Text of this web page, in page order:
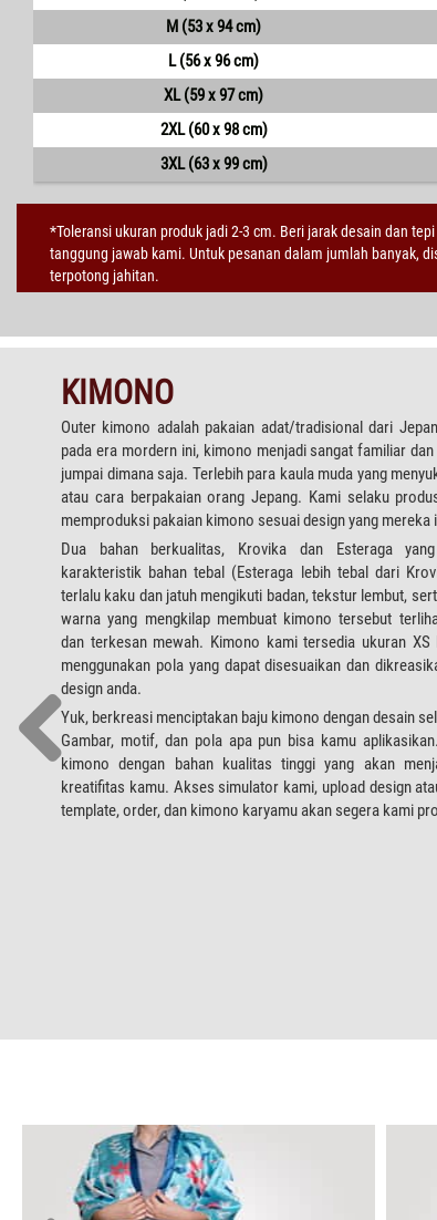
M (53 x 94 cm)
L (56 x 96 cm)
XL (59 x 97 cm)
2XL (60 x 98 cm)
3XL (63 x 99 cm)
*Toleransi ukuran produk jadi 2-3 cm. Beri jarak desain dan
tanggung jawab kami. Untuk pesanan dalam jumlah banyak,
terpotong jahitan.
KIMONO
Outer kimono adalah pakaian adat/tradisional dari
pada era mordern ini, kimono menjadi sangat familiar
jumpai dimana saja. Terlebih para kaula muda yang
atau cara berpakaian orang Jepang. Kami selaku
memproduksi pakaian kimono sesuai design yang mereka
Dua bahan berkualitas, Krovika dan Esteraga
karakteristik bahan tebal (Esteraga lebih tebal dari
terlalu kaku dan jatuh mengikuti badan, tekstur lembut,
warna yang mengkilap membuat kimono tersebut
dan terkesan mewah. Kimono kami tersedia ukuran XS
menggunakan pola yang dapat disesuaikan dan
design anda.
Yuk, berkreasi menciptakan baju kimono dengan desain
Gambar, motif, dan pola apa pun bisa kamu
kimono dengan bahan kualitas tinggi yang akan
kreatifitas kamu. Akses simulator kami, upload design
template, order, dan kimono karyamu akan segera kami